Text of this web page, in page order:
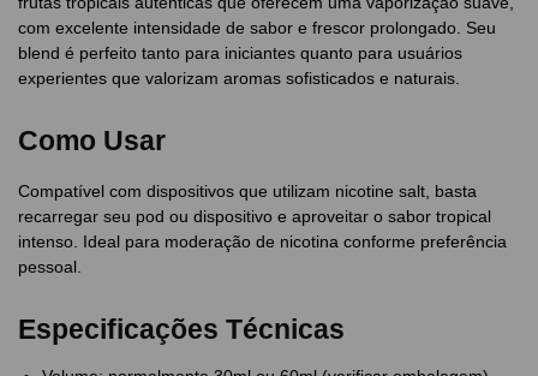
com excelente intensidade de sabor e frescor prolongado. Seu
blend é perfeito tanto para iniciantes quanto para usuários
experientes que valorizam aromas sofisticados e naturais.
Como Usar
Compatível com dispositivos que utilizam nicotine salt, basta
recarregar seu pod ou dispositivo e aproveitar o sabor tropical
intenso. Ideal para moderação de nicotina conforme preferência
pessoal.
Especificações Técnicas